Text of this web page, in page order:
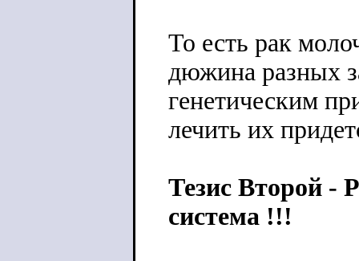
То есть рак
дюжина разных
генетическим
лечить их
Тезис Второй -
система !!!